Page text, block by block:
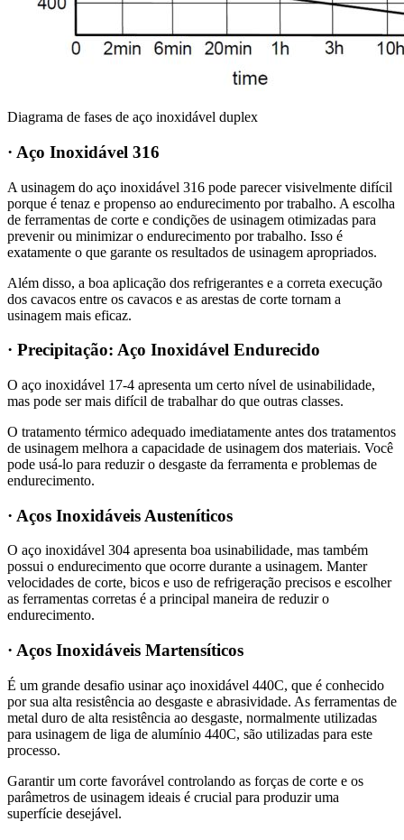
Diagrama de fases de aço inoxidável duplex
· Aço Inoxidável 316
A usinagem do aço inoxidável 316 pode parecer visivelmente difícil
porque é tenaz e propenso ao endurecimento por trabalho. A escolha
de ferramentas de corte e condições de usinagem otimizadas para
prevenir ou minimizar o endurecimento por trabalho. Isso é
exatamente o que garante os resultados de usinagem apropriados.
Além disso, a boa aplicação dos refrigerantes e a correta execução
dos cavacos entre os cavacos e as arestas de corte tornam a
usinagem mais eficaz.
· Precipitação: Aço Inoxidável Endurecido
O aço inoxidável 17-4 apresenta um certo nível de usinabilidade,
mas pode ser mais difícil de trabalhar do que outras classes.
O tratamento térmico adequado imediatamente antes dos tratamentos
de usinagem melhora a capacidade de usinagem dos materiais. Você
pode usá-lo para reduzir o desgaste da ferramenta e problemas de
endurecimento.
· Aços Inoxidáveis Austeníticos
O aço inoxidável 304 apresenta boa usinabilidade, mas também
possui o endurecimento que ocorre durante a usinagem. Manter
velocidades de corte, bicos e uso de refrigeração precisos e escolher
as ferramentas corretas é a principal maneira de reduzir o
endurecimento.
· Aços Inoxidáveis Martensíticos
É um grande desafio usinar aço inoxidável 440C, que é conhecido
por sua alta resistência ao desgaste e abrasividade. As ferramentas de
metal duro de alta resistência ao desgaste, normalmente utilizadas
para usinagem de liga de alumínio 440C, são utilizadas para este
processo.
Garantir um corte favorável controlando as forças de corte e os
parâmetros de usinagem ideais é crucial para produzir uma
superfície desejável.